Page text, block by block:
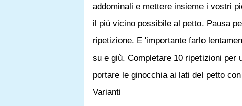
addominali e mettere insieme i vostri
il più vicino possibile al petto. Pausa
ripetizione. E 'importante farlo
su e giù. Completare 10 ripetizioni
portare le ginocchia ai lati del petto
Varianti